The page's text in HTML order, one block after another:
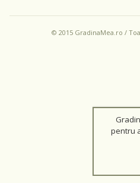
© 2015 GradinaMea.ro /
pentru